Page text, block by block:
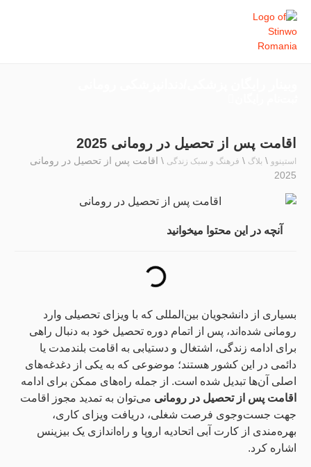
اقامت پس از تحصیل در رومانی 2025
استینوو \ بلاگ \ فرهنگ و سبک زندگی \ اقامت پس از تحصیل در رومانی
2025
آنچه در این محتوا میخوانید
بسیاری از دانشجویان بین‌المللی که با ویزای تحصیلی وارد
رومانی شده‌اند، پس از اتمام دوره تحصیل خود به دنبال راهی
برای ادامه زندگی، اشتغال و دستیابی به اقامت بلندمدت یا
دائمی در این کشور هستند؛ موضوعی که به یکی از دغدغه‌های
اصلی آن‌ها تبدیل شده است. از جمله راه‌های ممکن برای ادامه
اقامت پس از تحصیل در رومانی می‌توان به تمدید مجوز اقامت
جهت جست‌وجوی فرصت شغلی، دریافت ویزای کاری،
بهره‌مندی از کارت آبی اتحادیه اروپا و راه‌اندازی یک بیزینس
اشاره کرد.